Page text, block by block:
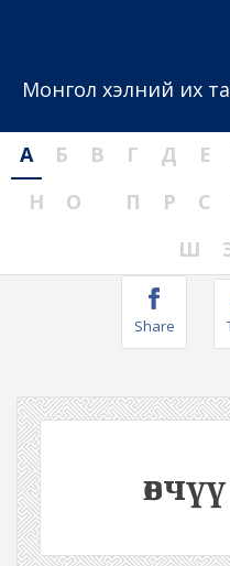
Монгол хэлний их
А Б В Г Д Е
Н
О П Р С
Ш
Share